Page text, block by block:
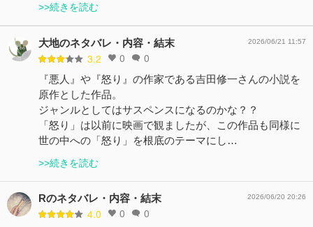
>>続きを読む
大地のネタバレ・内容・結末
3.2 0 0
2026/06/21 11:57
『悪人』や『怒り』の作家である吉田修一さんの小説を
原作とした作品。
ジャンルとしてはサスペンスになるのかな？？
「怒り」は以前に映画で観ましたが、この作品も同様に
世の中への「怒り」を根底のテーマにし…
>>続きを読む
Rのネタバレ・内容・結末
4.0 0 0
2026/06/20 20:26